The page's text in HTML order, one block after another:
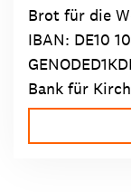
Brot für die
IBAN: DE10
Bank für